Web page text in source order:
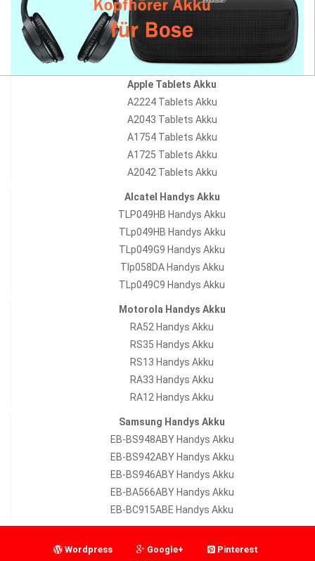
Apple Tablets Akku
A2224 Tablets Akku
A2043 Tablets Akku
A1754 Tablets Akku
A1725 Tablets Akku
A2042 Tablets Akku
Alcatel Handys Akku
TLP049HB Handys Akku
TLp049HB Handys Akku
TLp049G9 Handys Akku
Tlp058DA Handys Akku
TLp049C9 Handys Akku
Motorola Handys Akku
RA52 Handys Akku
RS35 Handys Akku
RS13 Handys Akku
RA33 Handys Akku
RA12 Handys Akku
Samsung Handys Akku
EB-BS948ABY Handys Akku
EB-BS942ABY Handys Akku
EB-BS946ABY Handys Akku
EB-BA566ABY Handys Akku
EB-BC915ABE Handys Akku
Wordpress Google+
Pinterest